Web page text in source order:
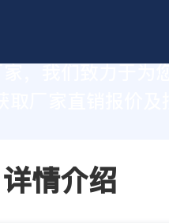
厂家直销报价及技
情介绍